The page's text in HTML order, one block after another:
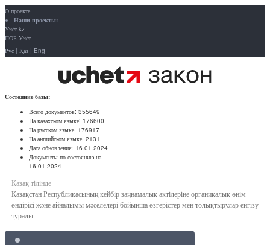
О проекте
Наши проекты:
Учёт.kz
ПОБ.Учёт
Рус | Қаз | Eng
Состояние базы:
Всего документов: 355649
На казахском языке: 176600
На русском языке: 176917
На английском языке: 2131
Дата обновления: 16.01.2024
Документы по состоянию на:
16.01.2024
Қазақ тілінде
Қазақстан Республикасының кейбір заңнамалық актілеріне органикалық өнім
өндірісі және айналымы мәселелері бойынша өзгерістер мен толықтырулар енгізу
туралы